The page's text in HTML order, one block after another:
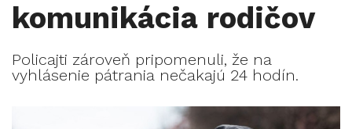
komunikácia rodičov
Policajti zároveň pripomenuli, že na
vyhlásenie pátrania nečakajú 24 hodín.